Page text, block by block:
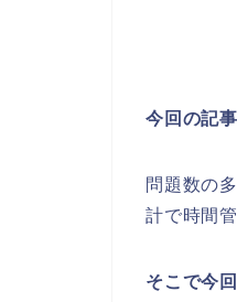
今回の記
問題数の
計で時間
そこで今